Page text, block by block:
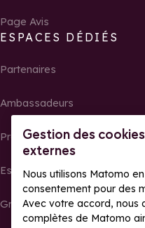
Gestion des
externes
Nous utilisons Matomo
consentement pour des
Avec votre accord, nous
complètes de Matomo
Page Avis
ESPACES DÉDIÉS
Partenaires
Ambassadeurs
Propriétaires
Espace presse
Groupes, séminaires et tour